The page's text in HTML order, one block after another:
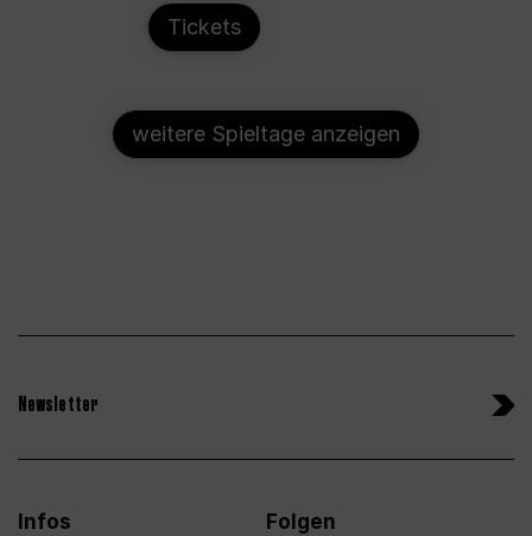
Tickets
weitere Spieltage anzeigen
Newsletter
Infos
Folgen